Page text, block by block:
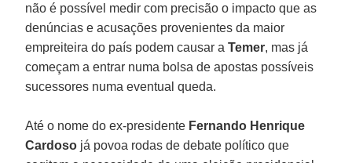
não é possível medir com precisão o impacto que as
denúncias e acusações provenientes da maior
empreiteira do país podem causar aTemer, mas já
começam a entrar numa bolsa de apostas possíveis
sucessores numa eventual queda.
Até o nome do ex-presidente Fernando Henrique
Cardoso já povoa rodas de debate político que